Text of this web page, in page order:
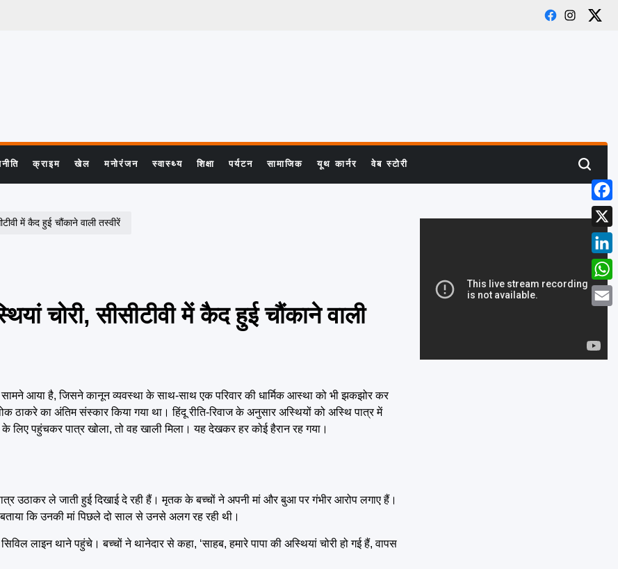
Facebook
Instagram
X
क्राइम खेल मनोरंजन स्वास्थ्य शिक्षा पर्यटन सामाजिक यूथ कार्नर वेब स्टोरी Search
में कैद हुई चौंकाने वाली तस्वीरें
चोरी, सीसीटीवी में कैद हुई चौंकाने वाली
आया है, जिसने कानून व्यवस्था के साथ-साथ एक परिवार की धार्मिक आस्था को भी झकझोर कर
का अंतिम संस्कार किया गया था। हिंदू रीति-रिवाज के अनुसार अस्थियों को अस्थि पात्र में
लिए पहुंचकर पात्र खोला, तो वह खाली मिला। यह देखकर हर कोई हैरान रह गया।
उठाकर ले जाती हुई दिखाई दे रही हैं। मृतक के बच्चों ने अपनी मां और बुआ पर गंभीर आरोप लगाए हैं।
कि उनकी मां पिछले दो साल से उनसे अलग रह रही थी।
लाइन थाने पहुंचे। बच्चों ने थानेदार से कहा, ‘साहब, हमारे पापा की अस्थियां चोरी हो गई हैं, वापस
X